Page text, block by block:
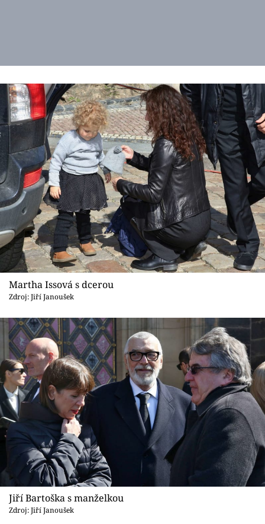
Martha Issová s dcerou
Zdroj: Jiří Janoušek
Jiří Bartoška s manželkou
Zdroj: Jiří Janoušek